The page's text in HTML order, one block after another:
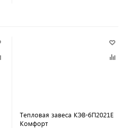
Тепловая завеса КЭВ-6П2021E
Комфорт